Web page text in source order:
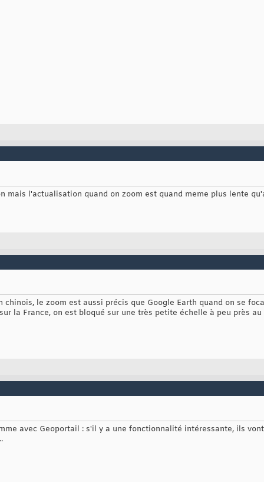
mais l'actualisation quand on zoom est quand meme plus lente
chinois, le zoom est aussi précis que Google Earth quand on se
la France, on est bloqué sur une très petite échelle à peu près au
avec Geoportail : s'il y a une fonctionnalité intéressante, ils